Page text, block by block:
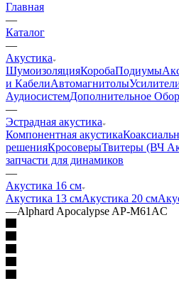
Главная
—
Каталог
—
Акустика
ШумоизоляцияКоробаПодиумы
и КабелиАвтомагнитолы
АудиосистемДополнительное
—
Эстрадная акустика
Компонентная акустика
решенияКросоверыТвитеры (ВЧ
запчасти для динамиков
—
Акустика 16 см
Акустика 13 смАкустика 20 см
—Alphard Apocalypse AP-M61AC